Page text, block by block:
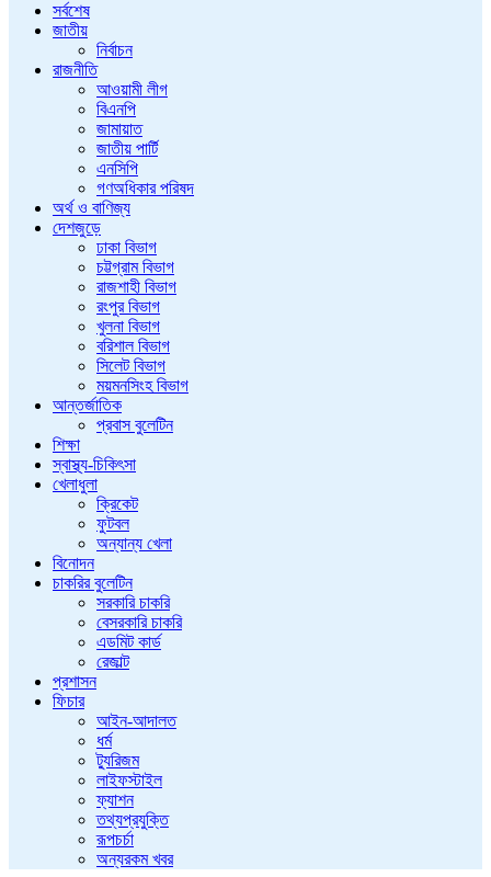
সর্বশেষ
জাতীয়
নির্বাচন
রাজনীতি
আওয়ামী লীগ
বিএনপি
জামায়াত
জাতীয় পার্টি
এনসিপি
গণঅধিকার পরিষদ
অর্থ ও বাণিজ্য
দেশজুড়ে
ঢাকা বিভাগ
চট্টগ্রাম বিভাগ
রাজশাহী বিভাগ
রংপুর বিভাগ
খুলনা বিভাগ
বরিশাল বিভাগ
সিলেট বিভাগ
ময়মনসিংহ বিভাগ
আন্তর্জাতিক
প্রবাস বুলেটিন
শিক্ষা
স্বাস্থ্য-চিকিৎসা
খেলাধুলা
ক্রিকেট
ফুটবল
অন্যান্য খেলা
বিনোদন
চাকরির বুলেটিন
সরকারি চাকরি
বেসরকারি চাকরি
এডমিট কার্ড
রেজাল্ট
প্রশাসন
ফিচার
আইন-আদালত
ধর্ম
ট্যুরিজম
লাইফস্টাইল
ফ্যাশন
তথ্যপ্রযুক্তি
রূপচর্চা
অন্যরকম খবর